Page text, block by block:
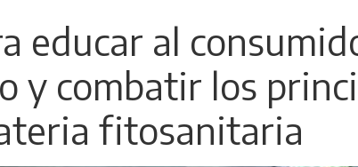
educar al
y combatir los
fitosanitaria